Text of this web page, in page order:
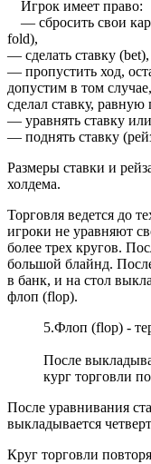
Игрок имеет право:
— сбросить свои
fold),
— сделать ставку (bet),
— пропустить ход,
допустим в том
сделал ставку, равную
— уравнять ставку
— поднять ставку
Размеры ставки и
холдема.
Торговля ведется до
игроки не уравняют
более трех кругов.
большой блайнд.
в банк, и на стол
флоп (flop).
5.Флоп (flop) -
После
кург торговли
После уравнивания
выкладывается
Круг торговли